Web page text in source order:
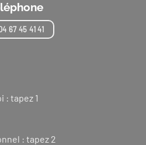
67 45 41 41
: tapez 1
: tapez 2